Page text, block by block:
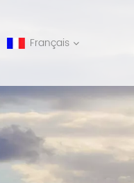
Français
English